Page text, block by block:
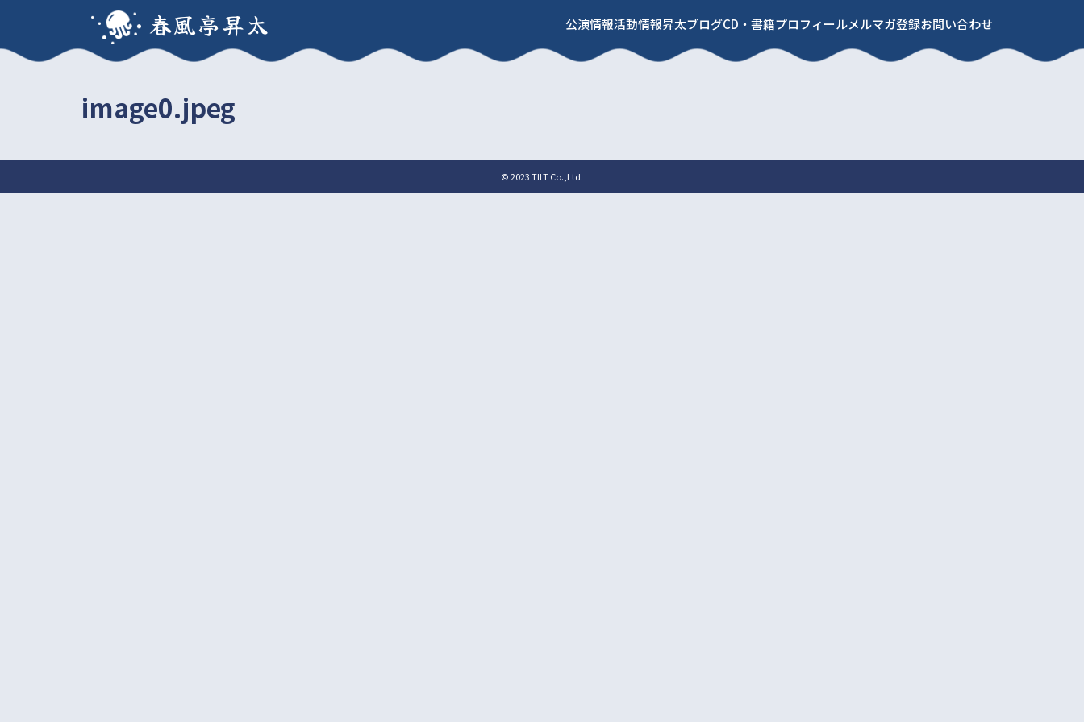
春風亭昇太 公演情報活動情報昇太ブログCD・書籍プロフィールメルマガ登録お問い合わせ
image0.jpeg
© 2023 TILT Co.,Ltd.